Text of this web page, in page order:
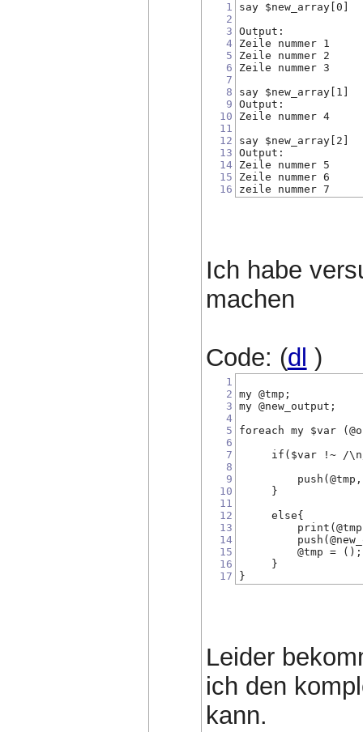
1
2
3
4
5
6
7
8
9
10
11
12
13
14
15
16
say $new_array[0]
Output:
Zeile nummer 1
Zeile nummer 2
Zeile nummer 3
say $new_array[1]
Output:
Zeile nummer 4
say $new_array[2]
Output:
Zeile nummer 5
Zeile nummer 6
zeile nummer 7
Ich habe
machen
Code: (dl )
1
2
3
4
5
6
7
8
9
10
11
12
13
14
15
16
17
my @tmp;
my @new_output;
foreach my $var
if($var !~ /
     }
     else{
         @tmp = ();
     }
}
Leider
ich den
kann.